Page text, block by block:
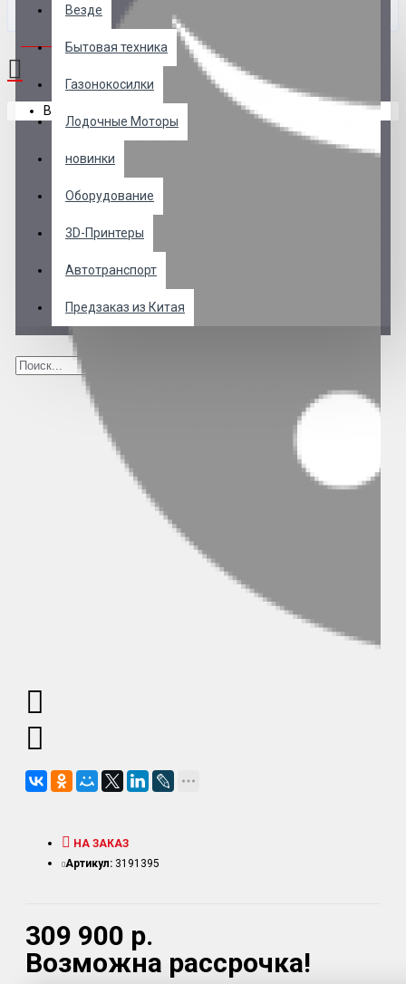
Везде
Бытовая техника
Газонокосилки
Лодочные Моторы
новинки
Оборудование
3D-Принтеры
Автотранспорт
Предзаказ из Китая
0 товар(ов) - 0 р.
В корзине пусто!
309 900 р.
Возможна рассрочка!
НА ЗАКАЗ
Артикул: 3191395